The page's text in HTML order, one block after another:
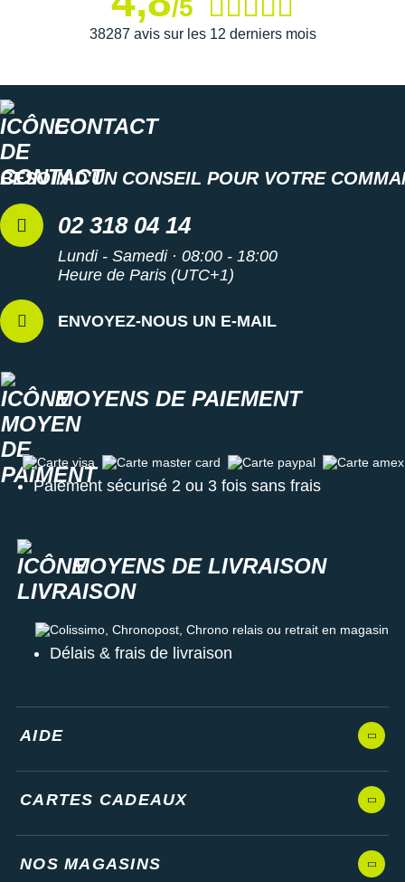
bénéficier d'uneadhérencemaximale sur le bitume
Semelle intérieure amovible
Poids constaté chez i-Run : 251 g en taille 40
Les autres produits Altra
/5
38287 avis sur les 12 derniers mois
CONTACT
BESOIN D'UN CONSEIL POUR VOTRE
02 318 04 14
Lundi - Samedi · 08:00 - 18:00
Heure de Paris (UTC+1)
ENVOYEZ-NOUS UN E-MAIL
MOYENS DE PAIEMENT
Carte visa Carte master card Carte paypal Carte amex
Paiement sécurisé 2 ou 3 fois sans frais
MOYENS DE LIVRAISON
Colissimo, Chronopost, Chrono relais ou retrait en magasin
Délais & frais de livraison
AIDE
CARTES CADEAUX
NOS MAGASINS